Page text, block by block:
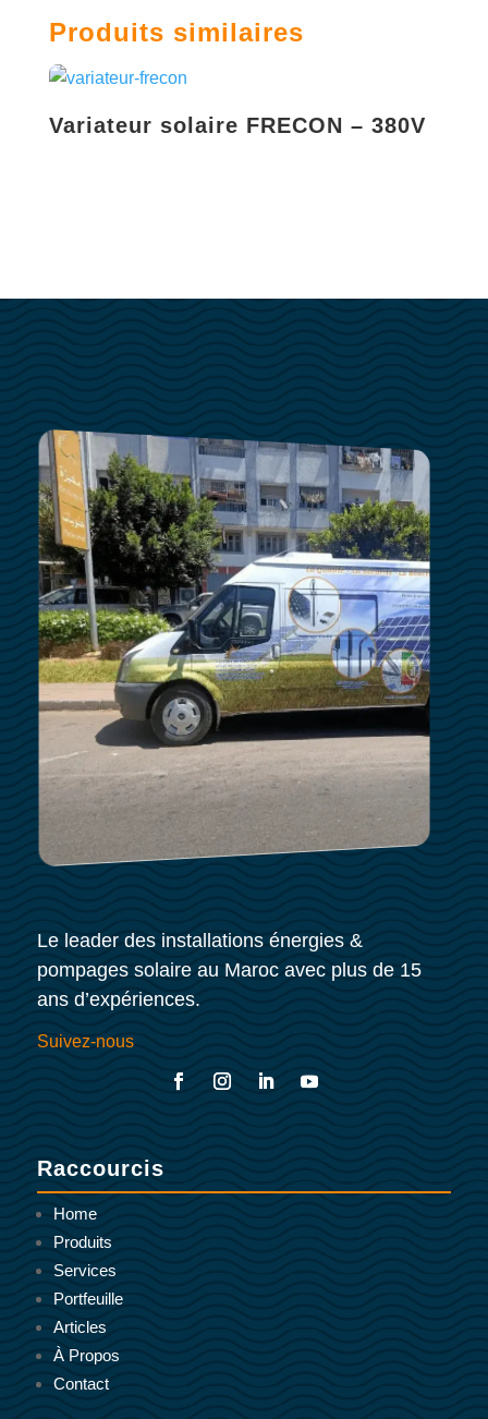
Produits similaires
Variateur solaire FRECON – 380V
Le leader des installations énergies &
pompages solaire au Maroc avec plus de 15
ans d’expériences.
Suivez-nous
Raccourcis
Home
Produits
Services
Portfeuille
Articles
À Propos
Contact